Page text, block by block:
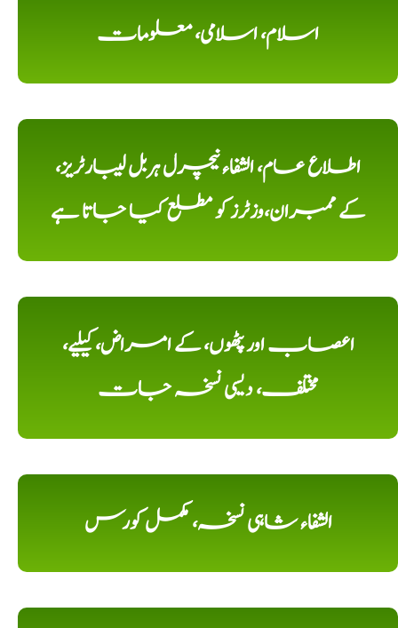
اسلام، اسلامی، معلومات
اطلاع عام، الشفاء نیچرل ہربل لیبارٹریز،
کے ممبران،وزٹرز کو مطلع کیا جاتا ہے
اعصاب اور پٹھوں، کے امراض، کیلیے،
مختلف، دیسی نسخہ جات
الشفاء شاہی نسخہ، مکمل کورس